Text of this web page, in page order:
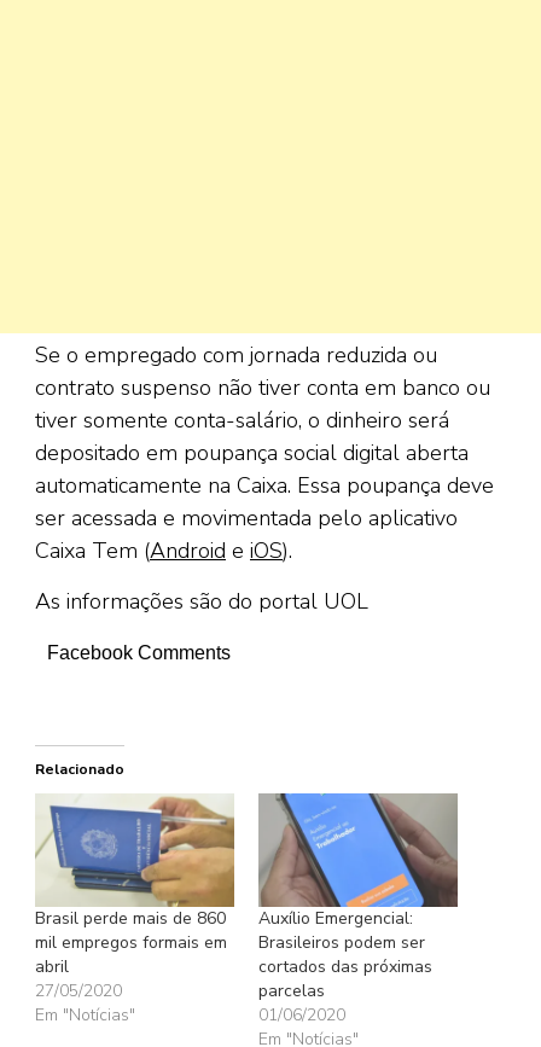
Se o empregado com jornada reduzida ou
contrato suspenso não tiver conta em banco ou
tiver somente conta-salário, o dinheiro será
depositado em poupança social digital aberta
automaticamente na Caixa. Essa poupança deve
ser acessada e movimentada pelo aplicativo
Caixa Tem (Android e iOS).
As informações são do portal UOL
Facebook Comments
Relacionado
Brasil perde mais de 860
mil empregos formais em
abril
27/05/2020
Em "Notícias"
Auxílio Emergencial:
Brasileiros podem ser
cortados das próximas
parcelas
01/06/2020
Em "Notícias"